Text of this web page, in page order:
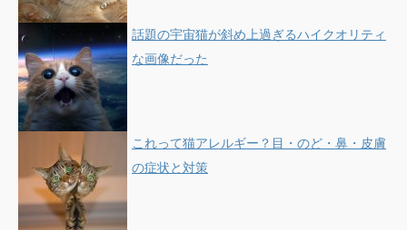
話題の宇宙猫が斜め上過ぎるハイクオリティ
な画像だった
これって猫アレルギー？目・のど・鼻・皮膚
の症状と対策